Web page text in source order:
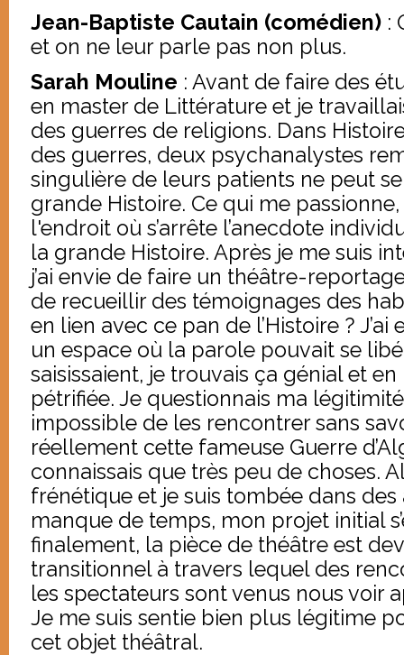
Jean-Baptiste Cautain (comédien) :
et on ne leur parle pas non plus.
Sarah Mouline : Avant de faire des
en master de Littérature et je
des guerres de religions. Dans
des guerres, deux psychanalystes
singulière de leurs patients ne peut
grande Histoire. Ce qui me passionne,
l'endroit où s’arrête l’anecdote
la grande Histoire. Après je me suis
j’ai envie de faire un théâtre-
de recueillir des témoignages des
en lien avec ce pan de l’Histoire ? J’ai
un espace où la parole pouvait se
saisissaient, je trouvais ça génial et en
pétrifiée. Je questionnais ma
impossible de les rencontrer sans
réellement cette fameuse Guerre
connaissais que très peu de choses.
frénétique et je suis tombée dans des
manque de temps, mon projet initial
finalement, la pièce de théâtre est
transitionnel à travers lequel des
les spectateurs sont venus nous voir
Je me suis sentie bien plus légitime
cet objet théâtral.